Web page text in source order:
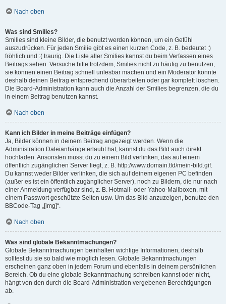
Nach oben
Was sind Smilies?
Smilies sind kleine Bilder, die benutzt werden können, um ein Gefühl
auszudrücken. Für jeden Smilie gibt es einen kurzen Code, z. B. bedeutet :)
fröhlich und :( traurig. Die Liste aller Smilies kannst du beim Verfassen eines
Beitrags sehen. Versuche bitte trotzdem, Smilies nicht zu häufig zu benutzen,
sie können einen Beitrag schnell unlesbar machen und ein Moderator könnte
deshalb deinen Beitrag entsprechend überarbeiten oder gar komplett löschen.
Die Board-Administration kann auch die Anzahl der Smilies begrenzen, die du
in einem Beitrag benutzen kannst.
Nach oben
Kann ich Bilder in meine Beiträge einfügen?
Ja, Bilder können in deinem Beitrag angezeigt werden. Wenn die
Administration Dateianhänge erlaubt hat, kannst du das Bild auch direkt
hochladen. Ansonsten musst du zu einem Bild verlinken, das auf einem
öffentlich zugänglichen Server liegt, z. B. http://www.domain.tld/mein-bild.gif.
Du kannst weder Bilder verlinken, die sich auf deinem eigenen PC befinden
(außer es ist ein öffentlich zugänglicher Server), noch zu Bildern, die nur nach
einer Anmeldung verfügbar sind, z. B. Hotmail- oder Yahoo-Mailboxen, mit
einem Passwort geschützte Seiten usw. Um das Bild anzuzeigen, benutze den
BBCode-Tag „[img]“.
Nach oben
Was sind globale Bekanntmachungen?
Globale Bekanntmachungen beinhalten wichtige Informationen, deshalb
solltest du sie so bald wie möglich lesen. Globale Bekanntmachungen
erscheinen ganz oben in jedem Forum und ebenfalls in deinem persönlichen
Bereich. Ob du eine globale Bekanntmachung schreiben kannst oder nicht,
hängt von den durch die Board-Administration vergebenen Berechtigungen
ab.